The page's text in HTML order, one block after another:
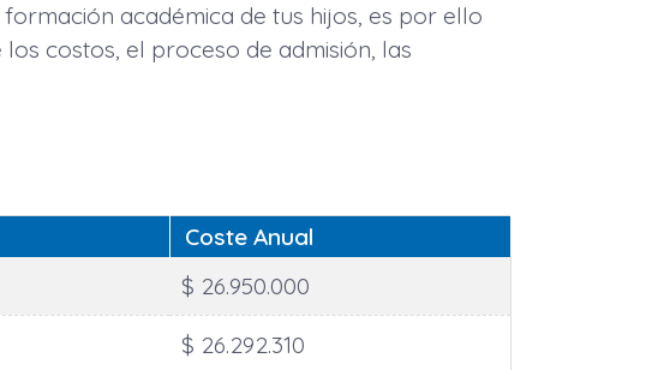
académica de tus hijos, es por ello
costos, el proceso de admisión, las
Coste Anual
$ 26.950.000
$ 26.292.310